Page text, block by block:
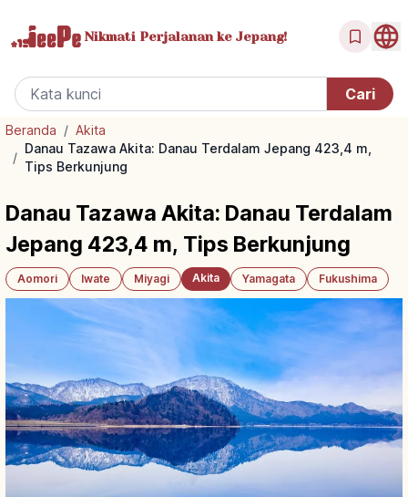
Nikmati Perjalanan ke Jepang!
Beranda / Akita
/
Danau Tazawa Akita: Danau Terdalam Jepang 423,4 m,
Tips Berkunjung
Danau Tazawa Akita: Danau Terdalam
Jepang 423,4 m, Tips Berkunjung
Aomori Iwate Miyagi Akita Yamagata Fukushima